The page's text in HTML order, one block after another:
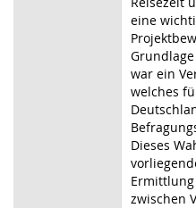
eine
war ein
welches
Dieses
zwischen